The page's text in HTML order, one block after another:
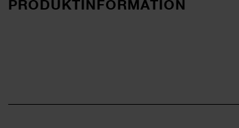
PRODUKTINFORMATION